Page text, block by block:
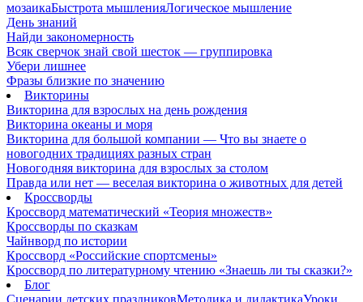
мозаикаБыстрота мышленияЛогическое мышление
День знаний
Найди закономерность
Всяк сверчок знай свой шесток — группировка
Убери лишнее
Фразы близкие по значению
Викторины
Викторина для взрослых на день рождения
Викторина океаны и моря
Викторина для большой компании — Что вы знаете о
новогодних традициях разных стран
Новогодняя викторина для взрослых за столом
Правда или нет — веселая викторина о животных для детей
Кроссворды
Кроссворд математический «Теория множеств»
Кроссворды по сказкам
Чайнворд по истории
Кроссворд «Российские спортсмены»
Кроссворд по литературному чтению «Знаешь ли ты сказки?»
Блог
Сценарии детских праздниковМетодика и дидактикаУроки,